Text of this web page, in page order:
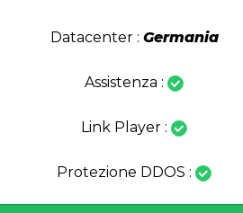
Datacenter : Germania
Assistenza :
Link Player :
Protezione DDOS :